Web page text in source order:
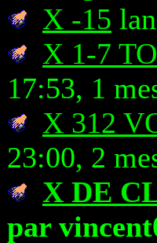
X -15
X 1-7
17:53, 1
X 312
23:00, 2
X DE
par